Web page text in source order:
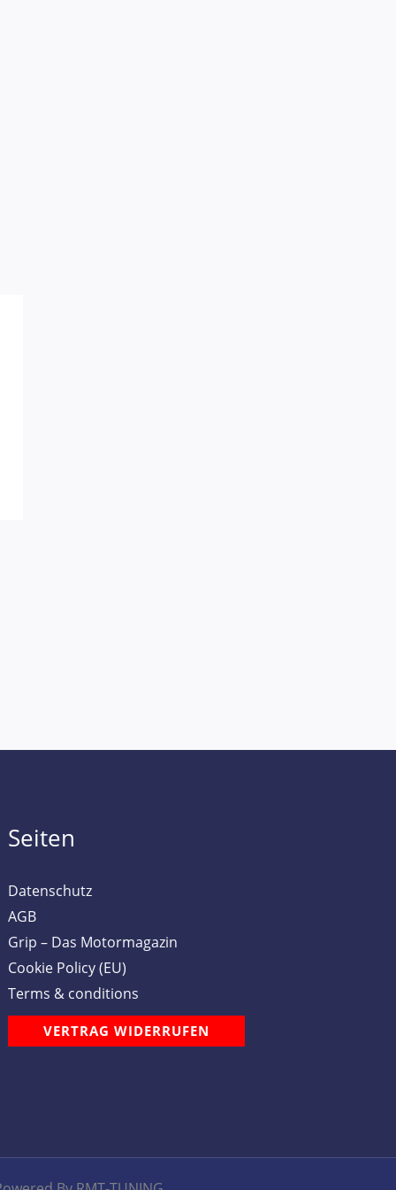
Seiten
Datenschutz
AGB
Grip – Das Motormagazin
Cookie Policy (EU)
Terms & conditions
VERTRAG WIDERRUFEN